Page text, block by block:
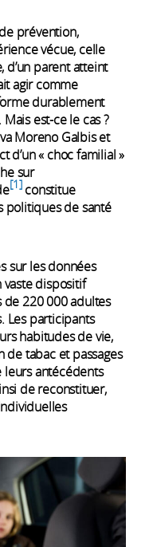
prévention,
vécue, celle
d’un parent atteint
agir comme
durablement
est-ce le cas ?
Moreno Galbis et
d’un « choc familial »
sur
1 constitue
politiques de santé
sur les données
vaste dispositif
220 000 adultes
Les participants
habitudes de vie,
tabac et passages
leurs antécédents
de reconstituer,